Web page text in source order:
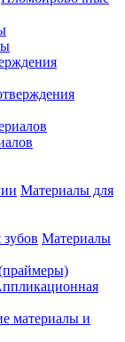
Материалы для
Материалы